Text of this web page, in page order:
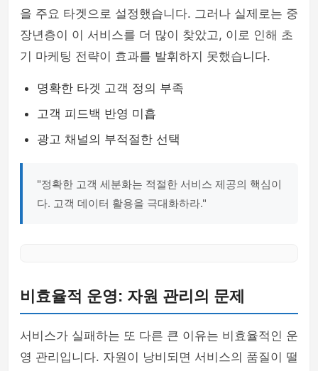
을 주요 타겟으로 설정했습니다. 그러나 실제로는 중
장년층이 이 서비스를 더 많이 찾았고, 이로 인해 초
기 마케팅 전략이 효과를 발휘하지 못했습니다.
명확한 타겟 고객 정의 부족
고객 피드백 반영 미흡
광고 채널의 부적절한 선택
"정확한 고객 세분화는 적절한 서비스 제공의 핵심이
다. 고객 데이터 활용을 극대화하라."
비효율적 운영: 자원 관리의 문제
서비스가 실패하는 또 다른 큰 이유는 비효율적인 운
영 관리입니다. 자원이 낭비되면 서비스의 품질이 떨